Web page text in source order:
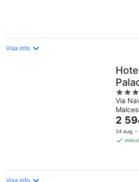
Visa info
4
out
of
5
Via
Priset
är
2
2
24 aug. –
Visa info